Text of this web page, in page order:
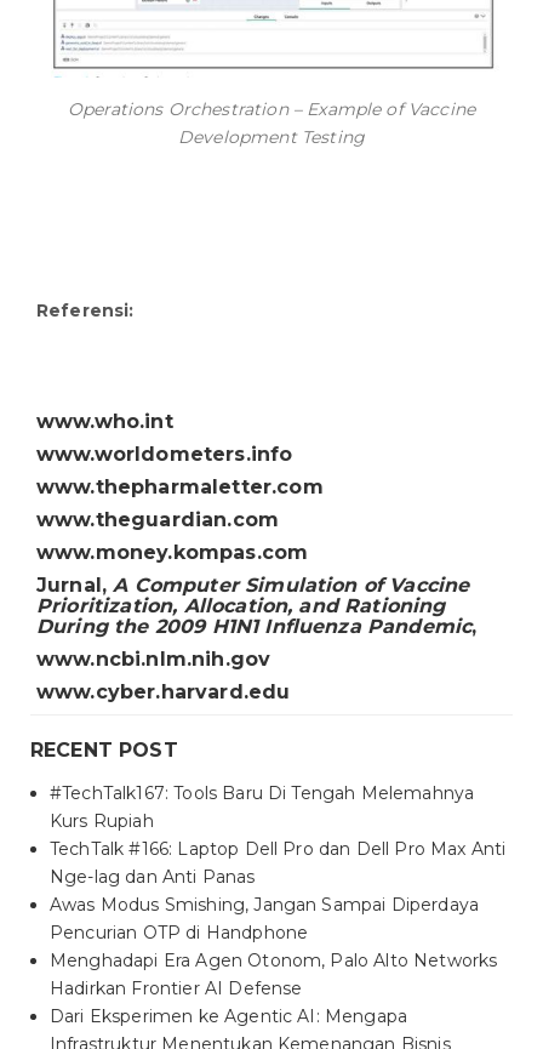
Operations Orchestration – Example of Vaccine
Development Testing
Referensi:
www.who.int
www.worldometers.info
www.thepharmaletter.com
www.theguardian.com
www.money.kompas.com
Jurnal,A Computer Simulation of Vaccine
Prioritization, Allocation, and Rationing
During the 2009 H1N1 Influenza Pandemic,
www.ncbi.nlm.nih.gov
www.cyber.harvard.edu
RECENT POST
#TechTalk167: Tools Baru Di Tengah Melemahnya
Kurs Rupiah
TechTalk #166: Laptop Dell Pro dan Dell Pro Max Anti
Nge-lag dan Anti Panas
Awas Modus Smishing, Jangan Sampai Diperdaya
Pencurian OTP di Handphone
Menghadapi Era Agen Otonom, Palo Alto Networks
Hadirkan Frontier AI Defense
Dari Eksperimen ke Agentic AI: Mengapa
Infrastruktur Menentukan Kemenangan Bisnis